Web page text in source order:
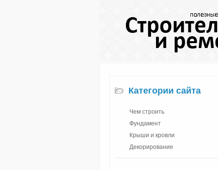
Категории сайта
Чем строить
Фундамент
Крыши и кровли
Декорирование